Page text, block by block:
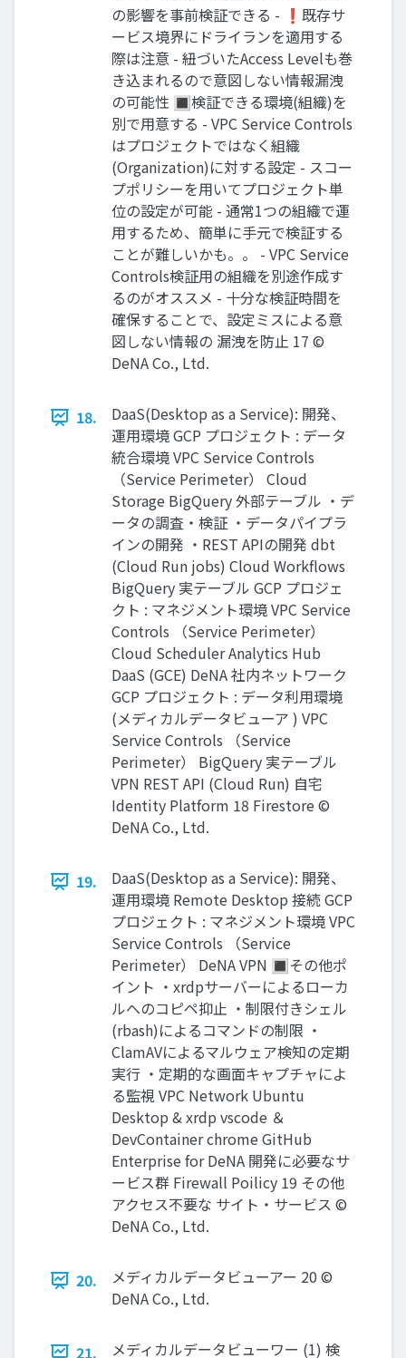
の影響を事前検証できる - ❗既存サ
ービス境界にドライランを適⽤する
際は注意 - 紐づいたAccess Levelも巻
き込まれるので意図しない情報漏洩
の可能性 🔳検証できる環境(組織)を
別で⽤意する - VPC Service Controls
はプロジェクトではなく組織
(Organization)に対する設定 - スコー
プポリシーを⽤いてプロジェクト単
位の設定が可能 - 通常1つの組織で運
⽤するため、簡単に⼿元で検証する
ことが難しいかも。。 - VPC Service
Controls検証⽤の組織を別途作成す
るのがオススメ - ⼗分な検証時間を
確保することで、設定ミスによる意
図しない情報の 漏洩を防⽌ 17 ©
DeNA Co., Ltd.
18.
DaaS(Desktop as a Service): 開発、
運⽤環境 GCP プロジェクト : データ
統合環境 VPC Service Controls
（Service Perimeter） Cloud
Storage BigQuery 外部テーブル ‧デ
ータの調査‧検証 ‧データパイプラ
インの開発 ‧REST APIの開発 dbt
(Cloud Run jobs) Cloud Workﬂows
BigQuery 実テーブル GCP プロジェ
クト : マネジメント環境 VPC Service
Controls （Service Perimeter）
Cloud Scheduler Analytics Hub
DaaS (GCE) DeNA 社内ネットワーク
GCP プロジェクト : データ利用環境
(メディカルデータビューア ) VPC
Service Controls （Service
Perimeter） BigQuery 実テーブル
VPN REST API (Cloud Run) 自宅
Identity Platform 18 Firestore ©
DeNA Co., Ltd.
19.
DaaS(Desktop as a Service): 開発、
運⽤環境 Remote Desktop 接続 GCP
プロジェクト : マネジメント環境 VPC
Service Controls （Service
Perimeter） DeNA VPN 🔳その他ポ
イント ‧xrdpサーバーによるローカ
ルへのコピペ抑⽌ ‧制限付きシェル
(rbash)によるコマンドの制限 ‧
ClamAVによるマルウェア検知の定期
実⾏ ‧定期的な画⾯キャプチャによ
る監視 VPC Network Ubuntu
Desktop & xrdp vscode ＆
DevContainer chrome GitHub
Enterprise for DeNA 開発に必要なサ
ービス群 Firewall Poilicy 19 その他
アクセス不要な サイト‧サービス ©
DeNA Co., Ltd.
20.
メディカルデータビューアー 20 ©
DeNA Co., Ltd.
21.
メディカルデータビューワー (1) 検